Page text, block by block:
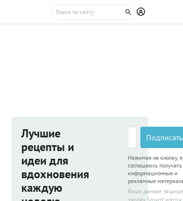
Лучшие
рецепты и
идеи для
вдохновения
каждую
Нажимая на кнопку, я
соглашаюсь получать
информационные и
рекламные
Ваши данные